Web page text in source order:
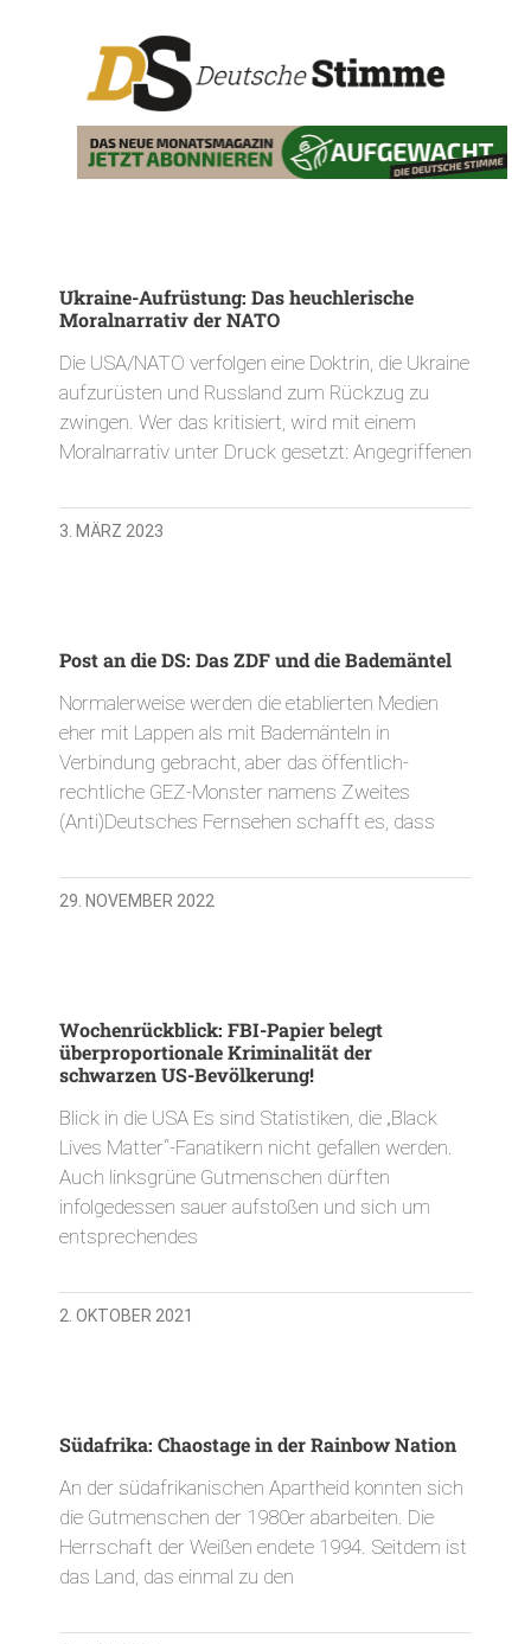
Ukraine-Aufrüstung: Das heuchlerische
Moralnarrativ der NATO
Die USA/NATO verfolgen eine Doktrin, die Ukraine
aufzurüsten und Russland zum Rückzug zu
zwingen. Wer das kritisiert, wird mit einem
Moralnarrativ unter Druck gesetzt: Angegriffenen
3. MÄRZ 2023
Post an die DS: Das ZDF und die Bademäntel
Normalerweise werden die etablierten Medien
eher mit Lappen als mit Bademänteln in
Verbindung gebracht, aber das öffentlich-
rechtliche GEZ-Monster namens Zweites
(Anti)Deutsches Fernsehen schafft es, dass
29. NOVEMBER 2022
Wochenrückblick: FBI-Papier belegt
überproportionale Kriminalität der
schwarzen US-Bevölkerung!
Blick in die USA Es sind Statistiken, die „Black
Lives Matter“-Fanatikern nicht gefallen werden.
Auch linksgrüne Gutmenschen dürften
infolgedessen sauer aufstoßen und sich um
entsprechendes
2. OKTOBER 2021
Südafrika: Chaostage in der Rainbow Nation
An der südafrikanischen Apartheid konnten sich
die Gutmenschen der 1980er abarbeiten. Die
Herrschaft der Weißen endete 1994. Seitdem ist
das Land, das einmal zu den